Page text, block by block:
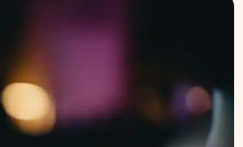
Nedarbo išmokos skaičiuoklė
Indėliai
Indėlių skaičiuoklė
Būsto finansai